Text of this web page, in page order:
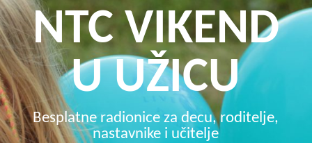
NTC VIKEND
U UŽICU
Besplatne radionice za decu, roditelje,
nastavnike i učitelje